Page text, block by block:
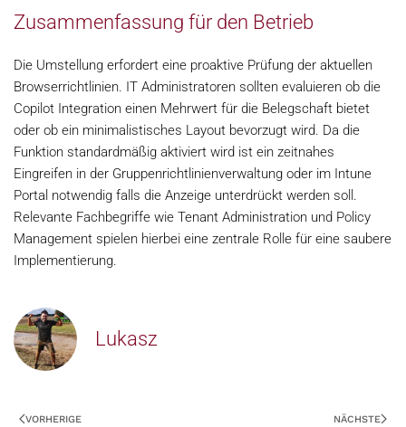
Zusammenfassung für den Betrieb
Die Umstellung erfordert eine proaktive Prüfung der aktuellen
Browserrichtlinien. IT Administratoren sollten evaluieren ob die
Copilot Integration einen Mehrwert für die Belegschaft bietet
oder ob ein minimalistisches Layout bevorzugt wird. Da die
Funktion standardmäßig aktiviert wird ist ein zeitnahes
Eingreifen in der Gruppenrichtlinienverwaltung oder im Intune
Portal notwendig falls die Anzeige unterdrückt werden soll.
Relevante Fachbegriffe wie Tenant Administration und Policy
Management spielen hierbei eine zentrale Rolle für eine saubere
Implementierung.
Lukasz
VORHERIGE NÄCHSTE